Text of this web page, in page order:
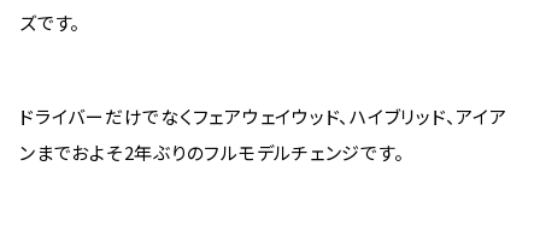
ズです。
ドライバーだけでなくフェアウェイウッド、ハイブリッド、アイア
ンまでおよそ2年ぶりのフルモデルチェンジです。